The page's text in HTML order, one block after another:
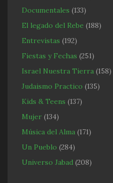
Documentales (133)
El legado del Rebe (188)
Entrevistas (192)
Fiestas y Fechas (251)
Israel Nuestra Tierra (158)
Judaismo Practico (135)
Kids & Teens (137)
Mujer (134)
Música del Alma (171)
Un Pueblo (284)
Universo Jabad (208)